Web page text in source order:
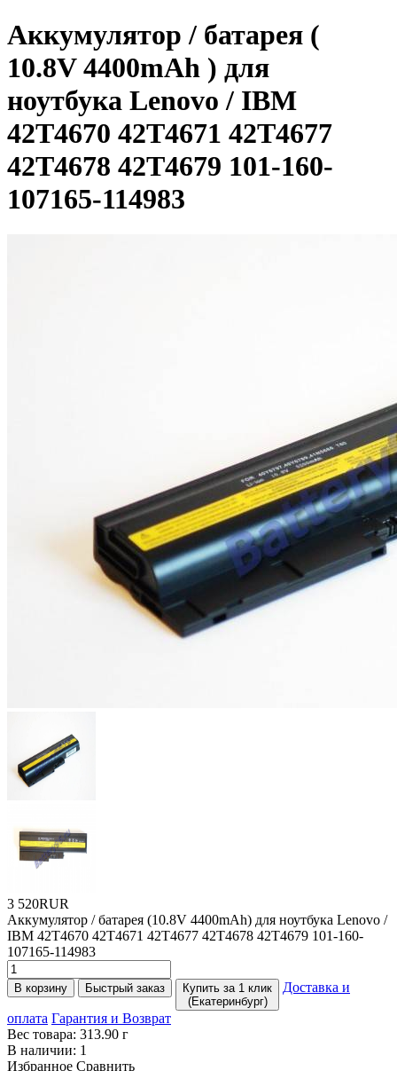
Аккумулятор / батарея (
10.8V 4400mAh ) для
ноутбука Lenovo / IBM
42T4670 42T4671 42T4677
42T4678 42T4679 101-160-
107165-114983
3 520RUR
Аккумулятор / батарея (10.8V 4400mAh) для ноутбука Lenovo /
IBM 42T4670 42T4671 42T4677 42T4678 42T4679 101-160-
107165-114983
В корзину Быстрый заказ
Купить за 1 клик
(Екатеринбург)
Доставка и
оплата Гарантия и Возврат
Вес товара: 313.90 г
В наличии: 1
Избранное Сравнить